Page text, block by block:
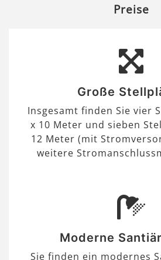
Preise
Große
Insgesamt finden Sie vier
x 10 Meter und sieben
12 Meter (mit
weitere
Moderne
Sie finden ein modernes